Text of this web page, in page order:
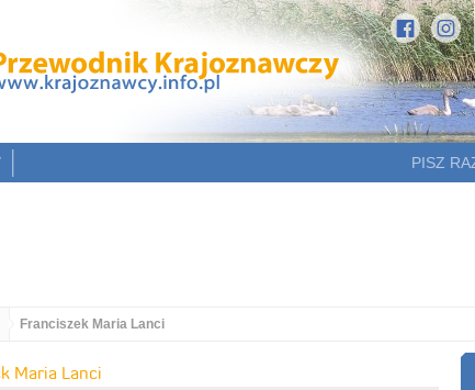
PISZ
Franciszek Maria Lanci
Maria Lanci